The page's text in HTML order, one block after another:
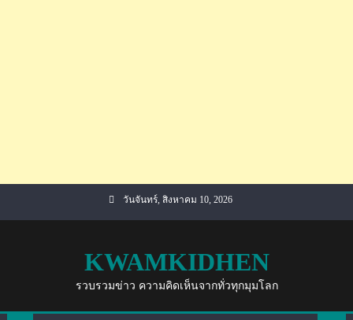
วันจันทร์, สิงหาคม 10, 2026
KWAMKIDHEN
รวบรวมข่าว ความคิดเห็นจากทั่วทุกมุมโลก